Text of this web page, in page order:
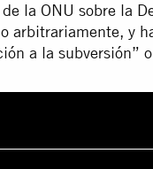
de la ONU sobre la
arbitrariamente, y
a la subversión”